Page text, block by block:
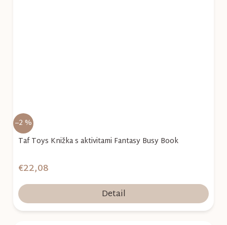
–2 %
Taf Toys Knižka s aktivitami Fantasy Busy Book
€22,08
Detail